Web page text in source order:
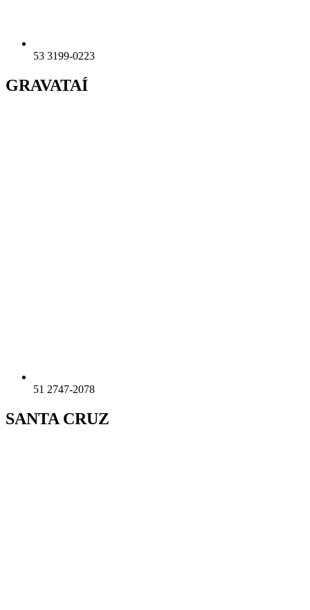
53 3199-0223
GRAVATAÍ
51 2747-2078
SANTA CRUZ